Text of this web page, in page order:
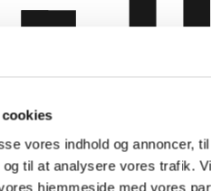
vores indhold og annoncer,
til at analysere vores trafik.
hjemmeside med vores